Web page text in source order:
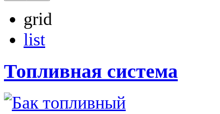
grid
list
Топливная система